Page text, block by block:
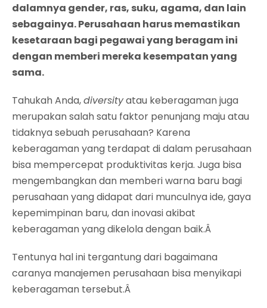
dalamnya gender, ras, suku, agama, dan lain
sebagainya. Perusahaan harus memastikan
kesetaraan bagi pegawai yang beragam ini
dengan memberi mereka kesempatan yang
sama.
Tahukah Anda,diversityatau keberagaman juga
merupakan salah satu faktor penunjang maju atau
tidaknya sebuah perusahaan? Karena
keberagaman yang terdapat di dalam perusahaan
bisa mempercepat produktivitas kerja. Juga bisa
mengembangkan dan memberi warna baru bagi
perusahaan yang didapat dari munculnya ide, gaya
kepemimpinan baru, dan inovasi akibat
keberagaman yang dikelola dengan baik.Â
Tentunya hal ini tergantung dari bagaimana
caranya manajemen perusahaan bisa menyikapi
keberagaman tersebut.Â